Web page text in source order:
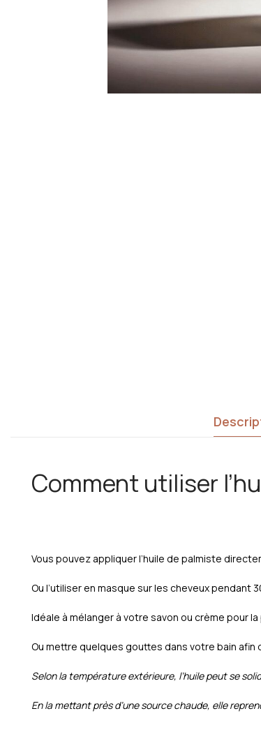
Comment utiliser
Vous pouvez appliquer l’huile de palmiste
Ou l’utiliser en masque sur les cheveux pendant
Idéale à mélanger à votre savon ou crème pour la
Ou mettre quelques gouttes dans votre bain
Selon la température extérieure, l’huile peut se
En la mettant près d’une source chaude, elle